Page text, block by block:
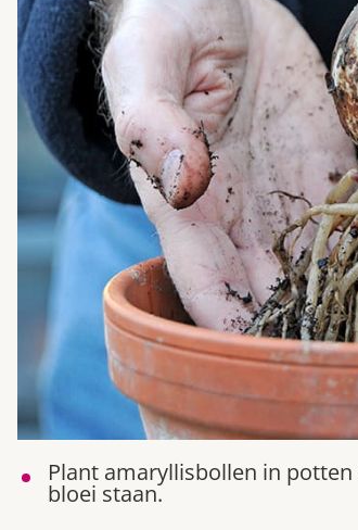
Plant amaryllisbollen in
bloei staan.